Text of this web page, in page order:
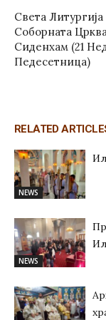
Света Литургија
Соборната
Сиденхам (21
Педесетница)
RELATED
NEWS
NEWS